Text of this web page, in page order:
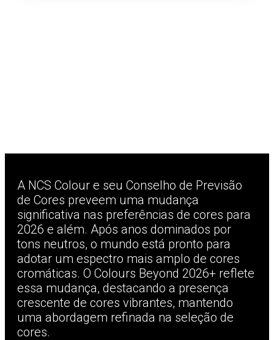
A NCS Colour e seu Conselho de Previsão
de Cores preveem uma mudança
significativa nas preferências de cores para
2026 e além. Após anos dominados por
tons neutros, o mundo está pronto para
adotar um espectro mais amplo de cores
cromáticas. O Colours Beyond 2026+ reflete
essa mudança, destacando a presença
crescente de cores vibrantes, mantendo
uma abordagem refinada na seleção de
cores.